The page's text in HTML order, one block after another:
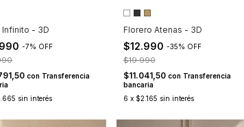
Infinito - 3D
-7% OFF
con Transferencia
sin interés
Florero Atenas - 3D
$12.990 -35% OFF
$19.990
$11.041,50 con Transferencia
bancaria
6 x $2.165 sin interés